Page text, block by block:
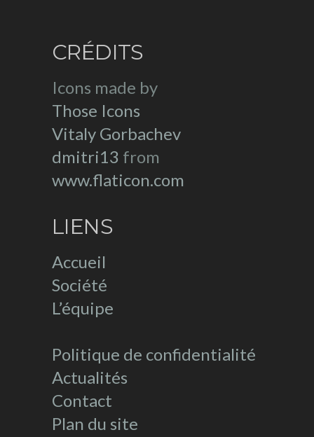
CRÉDITS
Icons made by
Those Icons
Vitaly Gorbachev
dmitri13 from
www.flaticon.com
LIENS
Accueil
Société
L’équipe
Politique de confidentialité
Actualités
Contact
Plan du site